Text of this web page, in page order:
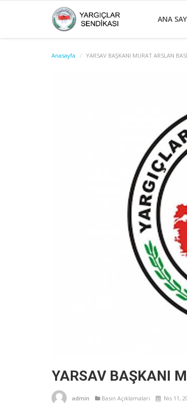
ANA
Anasayfa YARSAV BAŞKANI MURAT ARSLAN
YARSAV BAŞKANI
admin Basın Açıklamaları Nis 11,